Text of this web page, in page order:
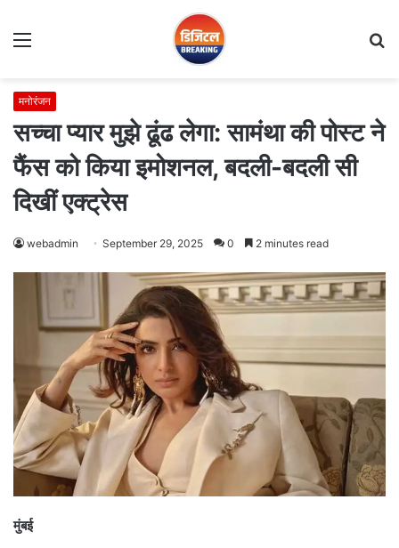
Menu
मनोरंजन
सच्चा प्यार मुझे ढूंढ लेगा: सामंथा की पोस्ट ने
फैंस को किया इमोशनल, बदली-बदली सी
दिखीं एक्ट्रेस
webadmin September 29, 2025 0 2 minutes read
मुंबई